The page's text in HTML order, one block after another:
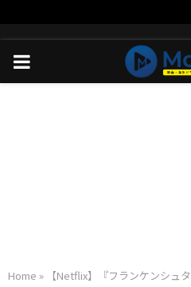
PRIMARY
Home »
【Netflix】『フランケンシュ